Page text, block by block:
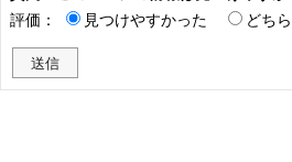
評価：
見つけやすかった どち